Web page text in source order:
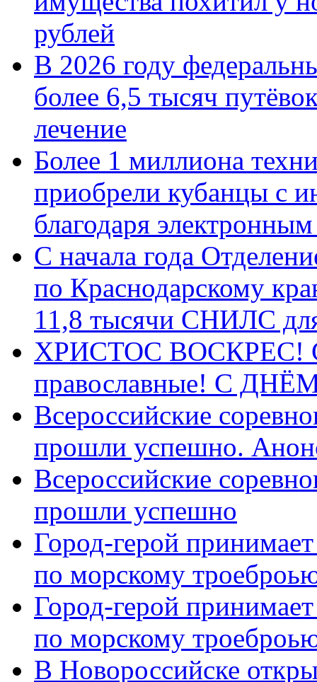
рублей
В 2026 году
более 6,5 тысяч
лечение
Более 1 миллиона
приобрели кубанцы с
благодаря
С начала года
по Краснодарскому
11,8 тысячи СНИЛС
ХРИСТОС ВОСКРЕС! С
православные! C
Всероссийские
прошли успешно.
Всероссийские
прошли успешно
Город-герой
по морскому
Город-герой
по морскому
В Новороссийске